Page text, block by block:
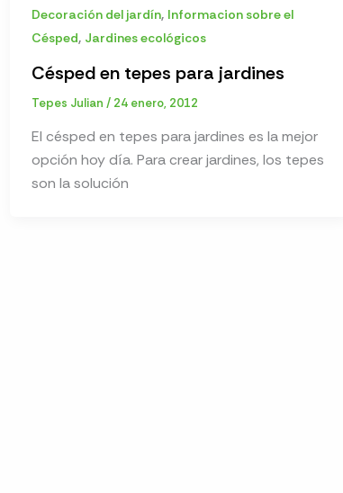
Decoración del jardín, Informacion sobre el
Césped, Jardines ecológicos
Césped en tepes para jardines
Tepes Julian / 24 enero, 2012
El césped en tepes para jardines es la mejor
opción hoy día. Para crear jardines, los tepes
son la solución